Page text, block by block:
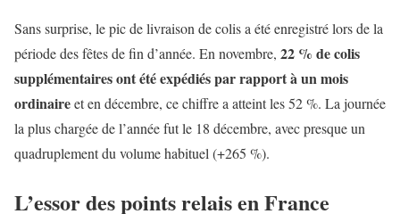
Sans surprise, le pic de livraison de colis a été enregistré lors de la
période des fêtes de fin d’année. En novembre, 22 % de colis
supplémentaires ont été expédiés par rapport à un mois
ordinaireet en décembre, ce chiffre a atteint les 52 %. La journée
la plus chargée de l’année fut le 18 décembre, avec presque un
quadruplement du volume habituel (+265 %).
L’essor des points relais en France